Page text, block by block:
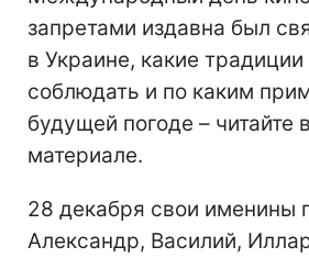
запретами издавна был
в Украине, какие
соблюдать и по каким
будущей погоде – читайте
материале.
28 декабря свои именины
Александр, Василий,